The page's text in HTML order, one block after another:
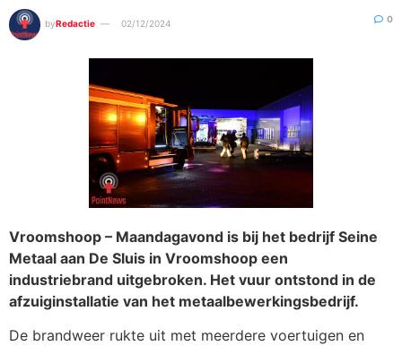
byRedactie 02/12/2024 0
Vroomshoop – Maandagavond is bij het bedrijf Seine
Metaal aan De Sluis in Vroomshoop een
industriebrand uitgebroken. Het vuur ontstond in de
afzuiginstallatie van het metaalbewerkingsbedrijf.
De brandweer rukte uit met meerdere voertuigen en